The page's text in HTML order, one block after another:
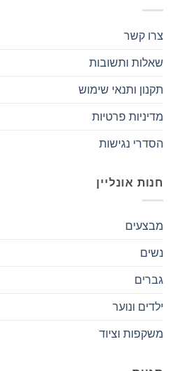
צרו קשר
שאלות ותשובות
תקנון ותנאי שימוש
מדיניות פרטיות
הסדרי נגישות
חנות אונליין
מבצעים
נשים
גברים
ילדים ונוער
משקפות וציוד